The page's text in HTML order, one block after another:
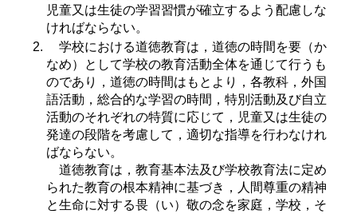
児童又は生徒の学習習慣が確立するよう配慮しな
ければならない。
学校における道徳教育は，道徳の時間を要（か
なめ）として学校の教育活動全体を通じて行うも
のであり，道徳の時間はもとより，各教科，外国
語活動，総合的な学習の時間，特別活動及び自立
活動のそれぞれの特質に応じて，児童又は生徒の
発達の段階を考慮して，適切な指導を行わなけれ
ばならない。
道徳教育は，教育基本法及び学校教育法に定め
られた教育の根本精神に基づき，人間尊重の精神
と生命に対する畏（い）敬の念を家庭，学校，そ